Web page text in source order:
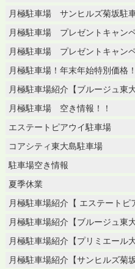
月極駐車場 サンヒルズ菊坂駐
月極駐車場 プレゼントキャン
月極駐車場 プレゼントキャン
月極駐車場！年末年始特別価格！
月極駐車場紹介【ブルージュ東
月極駐車場 空き情報！！
エステートピアウイ駐車場
コアシティ東大島駐車場
駐車場空き情報
夏季休業
月極駐車場紹介【 エステートピ
月極駐車場紹介【ブルージュ東
月極駐車場紹介【プリミエール
月極駐車場紹介【サンヒルズ菊